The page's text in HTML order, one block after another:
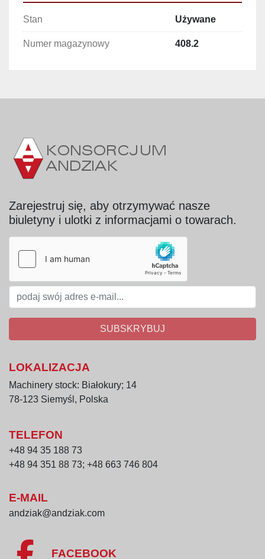
przemysłowych systemach chłodzenia
wymagających utrzymania niskiej
temperatury.
Stan Używane
Numer magazynowy 408.2
Zarejestruj się, aby otrzymywać nasze
biuletyny i ulotki z informacjami o towarach.
SUBSKRYBUJ
LOKALIZACJA
Machinery stock: Białokury; 14
78-123 Siemyśl, Polska
TELEFON
+48 94 35 188 73
+48 94 351 88 73; +48 663 746 804
E-MAIL
andziak@andziak.com
FACEBOOK